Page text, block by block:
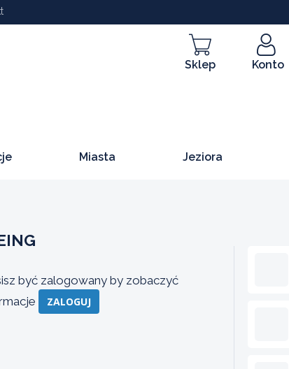
Sklep Konto
Miasta Jeziora
być zalogowany by zobaczyć
ZALOGUJ